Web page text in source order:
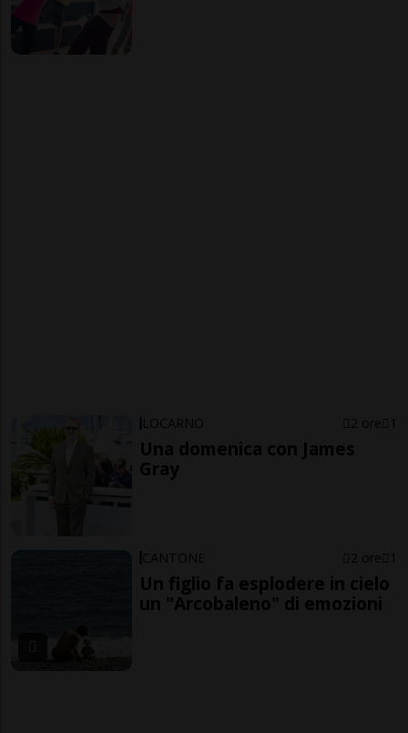
LOCARNO 2 ore 1
Una domenica con James
Gray
CANTONE 2 ore 1
Un figlio fa esplodere in cielo
un "Arcobaleno" di emozioni